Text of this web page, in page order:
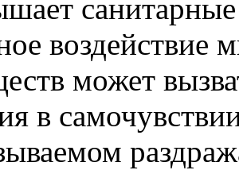
воздействие
может
в